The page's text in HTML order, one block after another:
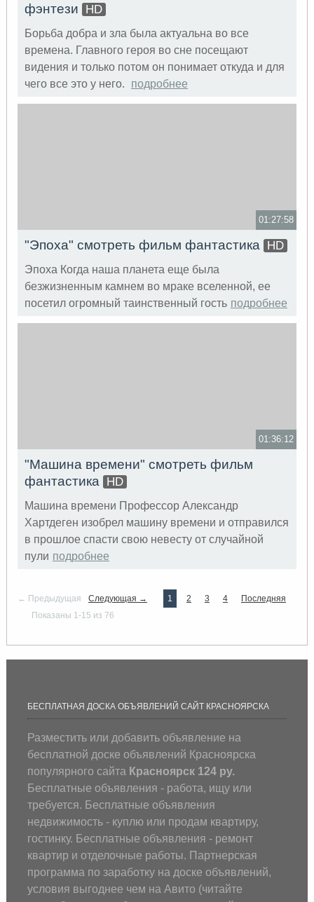
фэнтези HD
Борьба добра и зла была актуальна во все
времена. Главного героя во сне посещают
видения и только потом он понимает откуда и для
чего все это у него.
подробнее
01:27:58
"Эпоха" смотреть фильм фантастика HD
Эпоха Когда наша планета еще была
безжизненным камнем во мраке вселенной, ее
посетил огромный таинственный гость подробнее
01:36:12
"Машина времени" смотреть фильм
фантастика
HD
Машина времени Профессор Александр
Хартдеген изобрел машину времени и отправился
в прошлое спасти свою невесту от случайной
пули подробнее
← Предыдущая Следующая → 1 2 3 4
Последняя
Показаны 1-15 из 76
БЕСПЛАТНАЯ ДОСКА ОБЪЯВЛЕНИЙ САЙТ КРАСНОЯРСКА
Разместить или добавить объявление на
бесплатной доске объявлений Красноярска
популярного сайта Красноярск 124 ру.
Бесплатные объявления - работа, ищу или
требуется. Бесплатные объявления
недвижимость - куплю или продам квартиру,
гостинку. Бесплатные объявления - ремонт
квартир и отделочные работы. Партнерская
программа по заработку на доске объявлений,
условия выгоднее чем на Авито (читайте